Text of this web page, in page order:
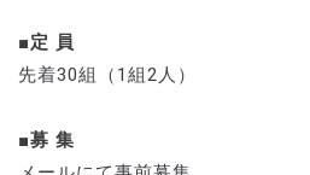
■定 員
先着30組（1組2人）
■募 集